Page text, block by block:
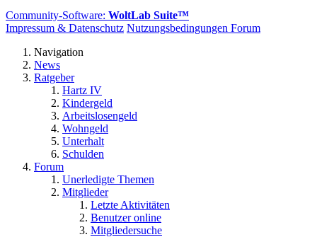
Community-Software: WoltLab Suite™
Impressum & Datenschutz Nutzungsbedingungen Forum
Navigation
News
Ratgeber
Hartz IV
Kindergeld
Arbeitslosengeld
Wohngeld
Unterhalt
Schulden
Forum
Unerledigte Themen
Mitglieder
Letzte Aktivitäten
Benutzer online
Mitgliedersuche